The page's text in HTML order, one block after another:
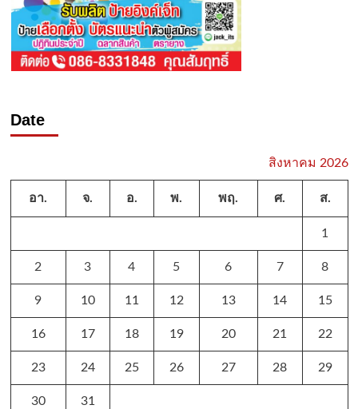
Date
สิงหาคม 2026
อา. จ. อ. พ. พฤ. ศ. ส.
1
2 3 4 5 6 7 8
9 10 11 12 13 14 15
16 17 18 19 20 21 22
23 24 25 26 27 28 29
30 31